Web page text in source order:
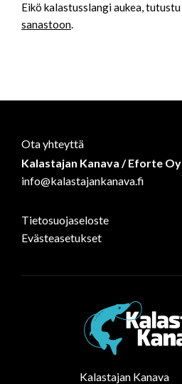
Eikö kalastusslangi aukea, tutustu
sanastoon.
Ota yhteyttä
Kalastajan Kanava / Eforte Oy
info@kalastajankanava.fi
Tietosuojaseloste
Evästeasetukset
Kalastajan Kanava